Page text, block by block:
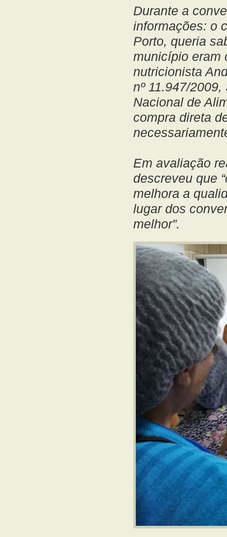
Durante a
informações: o
Porto, queria
município eram
nutricionista
nº 11.947/
Nacional de
compra direta
Em avaliação
descreveu que
melhora a
lugar dos
melhor”.